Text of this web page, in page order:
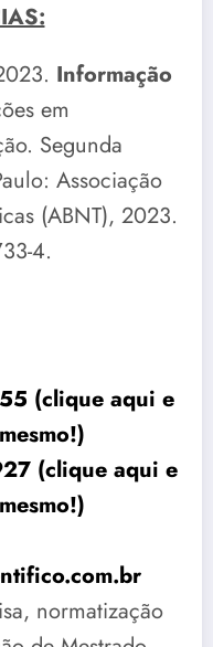
Informação
em
Segunda
Associação
(ABNT), 2023.
4.
(clique aqui e
(clique aqui e
normatização